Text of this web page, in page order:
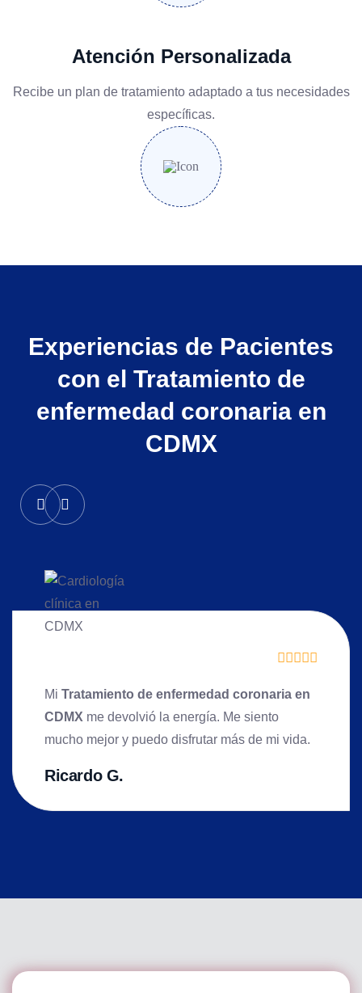
Atención Personalizada
Recibe un plan de tratamiento adaptado a tus necesidades
específicas.
Experiencias de Pacientes
con el Tratamiento de
enfermedad coronaria en
CDMX
Mi Tratamiento de enfermedad coronaria en
CDMX me devolvió la energía. Me siento
mucho mejor y puedo disfrutar más de mi vida.
Ricardo G.